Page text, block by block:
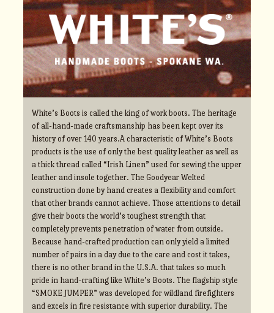
White’s Boots is called the king of work boots. The heritage
of all-hand-made craftsmanship has been kept over its
history of over 140 years.A characteristic of White’s Boots
products is the use of only the best quality leather as well as
a thick thread called “Irish Linen” used for sewing the upper
leather and insole together. The Goodyear Welted
construction done by hand creates a flexibility and comfort
that other brands cannot achieve. Those attentions to detail
give their boots the world’s toughest strength that
completely prevents penetration of water from outside.
Because hand-crafted production can only yield a limited
number of pairs in a day due to the care and cost it takes,
there is no other brand in the U.S.A. that takes so much
pride in hand-crafting like White’s Boots. The flagship style
“SMOKE JUMPER” was developed for wildland firefighters
and excels in fire resistance with superior durability. The